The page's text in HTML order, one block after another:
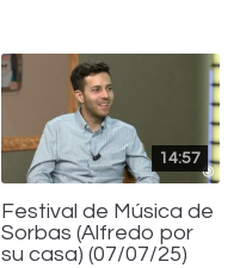
14:57
Festival de Música de
Sorbas (Alfredo por
su casa) (07/07/25)